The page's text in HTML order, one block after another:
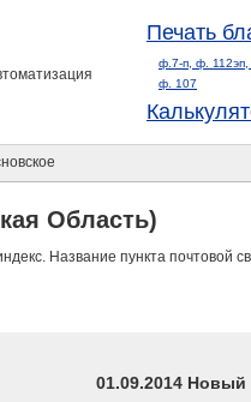
Печать
ф.7-п, ф.
ф. 107
Область)
Название пункта почтовой
01.09.2014 Новый